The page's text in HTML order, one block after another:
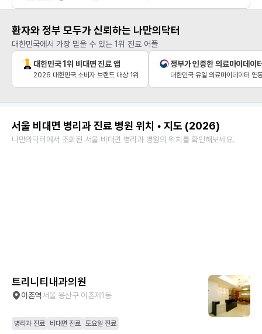
환자와 정부 모두가 신뢰하는 나만의닥터
대한민국에서 가장 믿을 수 있는 1위 진료 어플
대한민국 1위 비대면 진료 앱
2026 대한민국 소비자 브랜드 대상 1위
정부가 인증한 의료마이데이
대한민국 유일 의료마이데이터 연
서울 비대면 병리과 진료 병원 위치 • 지도 (2026)
나만의닥터에서 조회된 서울 비대면 병리과 병원의 위치를 확인해보세요.
트리니티내과의원
이촌역서울 용산구 이촌제1동
병리과 진료 비대면 진료 토요일 진료